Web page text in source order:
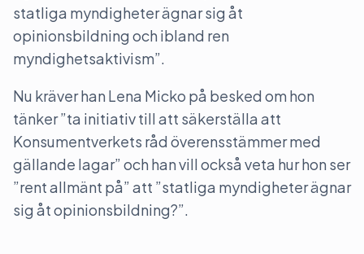
statliga myndigheter ägnar sig åt
opinionsbildning och ibland ren
myndighetsaktivism”.
Nu kräver han Lena Micko på besked om hon
tänker ”ta initiativ till att säkerställa att
Konsumentverkets råd överensstämmer med
gällande lagar” och han vill också veta hur hon ser
”rent allmänt på” att ”statliga myndigheter ägnar
sig åt opinionsbildning?”.